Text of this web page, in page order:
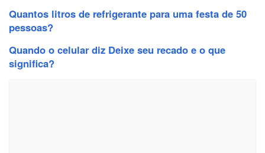
Quantos litros de refrigerante para uma festa de 50
pessoas?
Quando o celular diz Deixe seu recado e o que
significa?